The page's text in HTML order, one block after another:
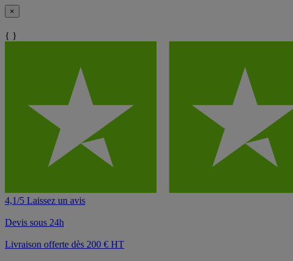
×
{ }
4,1/5 Laissez un avis
Devis sous 24h
Livraison offerte dès 200 € HT